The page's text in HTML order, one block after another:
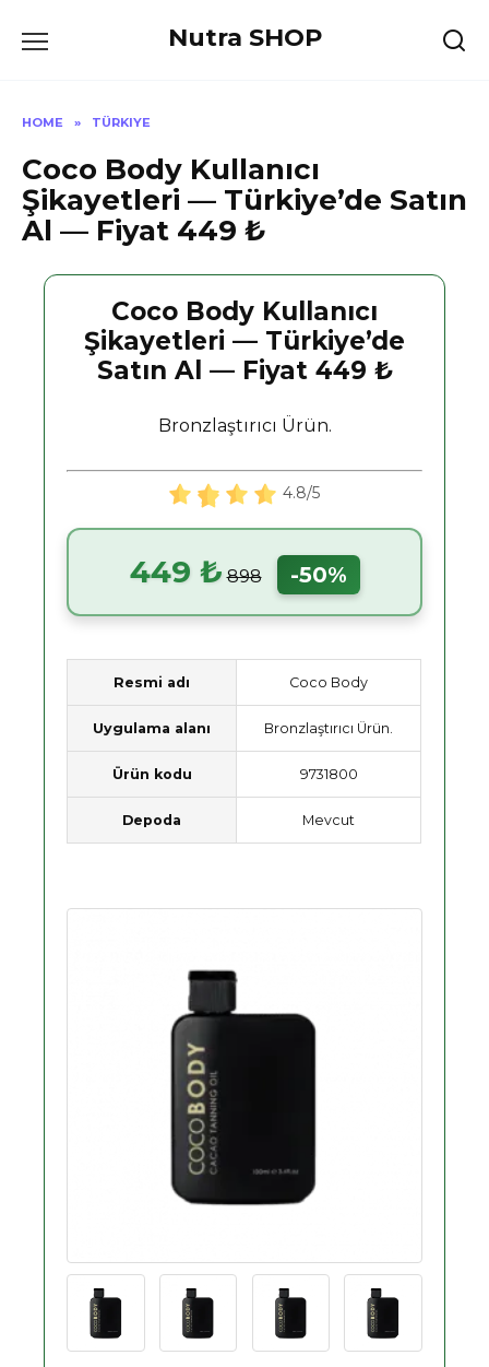
Nutra SHOP
HOME » TÜRKIYE
Coco Body Kullanıcı
Şikayetleri — Türkiye’de Satın
Al — Fiyat 449 ₺
Coco Body Kullanıcı
Şikayetleri — Türkiye’de
Satın Al — Fiyat 449 ₺
Bronzlaştırıcı Ürün.
4.8/5
449 ₺ 898 -50%
Resmi adı Coco Body
Uygulama alanı Bronzlaştırıcı Ürün.
Ürün kodu 9731800
Depoda Mevcut